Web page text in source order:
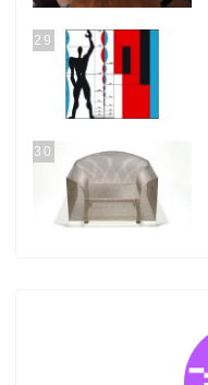
29
30